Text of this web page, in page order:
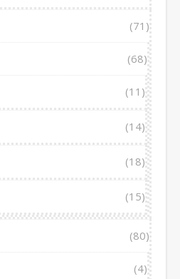
(71)
(68)
(11)
(14)
(18)
(15)
(80)
(4)